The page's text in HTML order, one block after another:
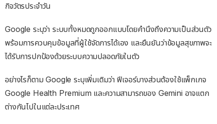
กิจวัตรประจำวัน
Google ระบุว่า ระบบทั้งหมดถูกออกแบบโดยคำนึงถึงความเป็นส่วนตัว
พร้อมการควบคุมข้อมูลที่ผู้ใช้จัดการได้เอง และยืนยันว่าข้อมูลสุขภาพจะ
ได้รับการปกป้องด้วยระบบความปลอดภัยในตัว
อย่างไรก็ตาม Google ระบุเพิ่มเติมว่า ฟีเจอร์บางส่วนต้องใช้แพ็กเกจ
Google Health Premium และความสามารถของ Gemini อาจแตก
ต่างกันไปในแต่ละประเทศ